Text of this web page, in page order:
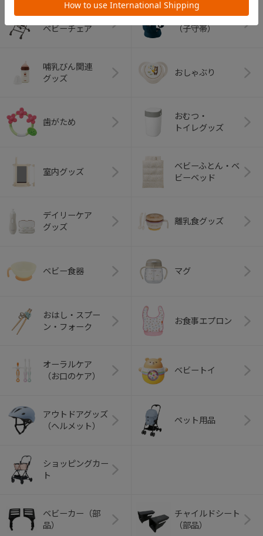
ベビーラック＆
ベビーチェア
抱っこひも
（子守帯）
哺乳びん関連
グッズ
おしゃぶり
歯がため
おむつ・
トイレグッズ
室内グッズ
ベビーふとん・ベ
ビーベッド
デイリーケア
グッズ
離乳食グッズ
ベビー食器 マグ
おはし・スプー
ン・フォーク
お食事エプロン
オーラルケア
（お口のケア）
ベビートイ
アウトドアグッズ
（ヘルメット）
ペット用品
ショッピングカー
ト
ベビーカー（部
品）
チャイルドシート
（部品）